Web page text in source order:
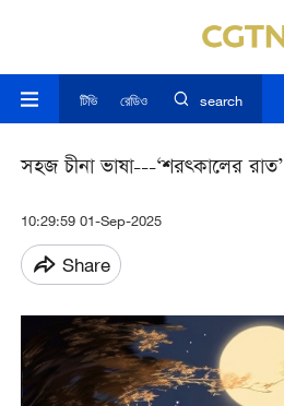
টিভি রেডিও search
সহজ চীনা ভাষা---‘শরত্কালের রাত’
10:29:59 01-Sep-2025
Share